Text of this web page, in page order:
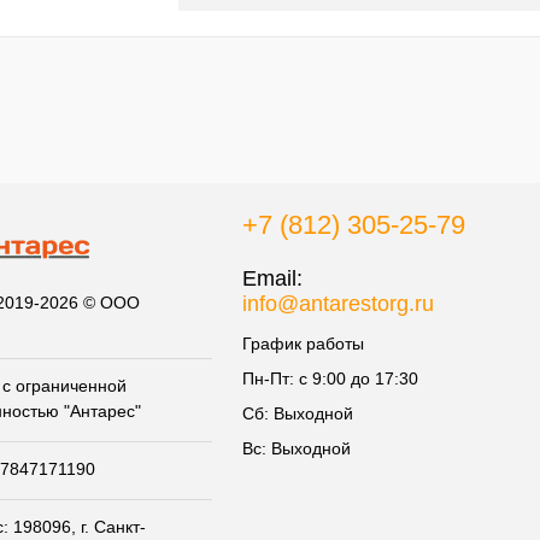
2026 © ООО
ограниченной
"Антарес"
198096, г. Санкт-
+7 (812) 305-25-79
Email:
info@antarestorg.ru
График работы
Пн-Пт: с 9:00 до 17:30
Сб: Выходной
Вс: Выходной